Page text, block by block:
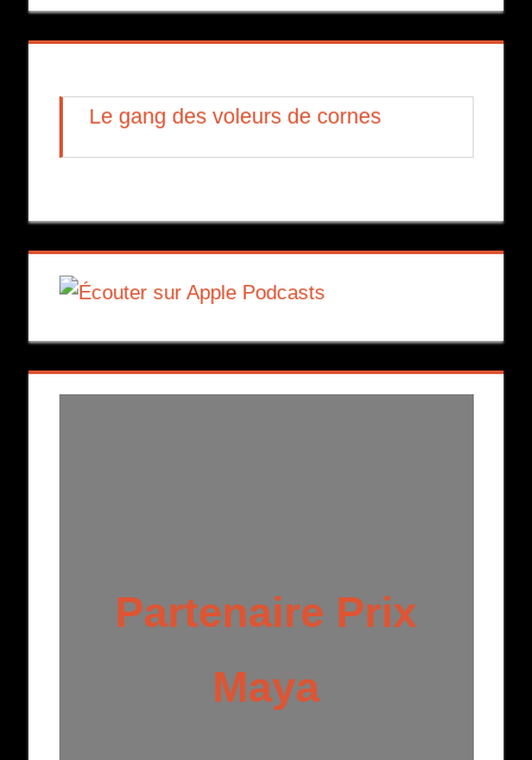
Le gang des voleurs de cornes
Partenaire Prix
Maya